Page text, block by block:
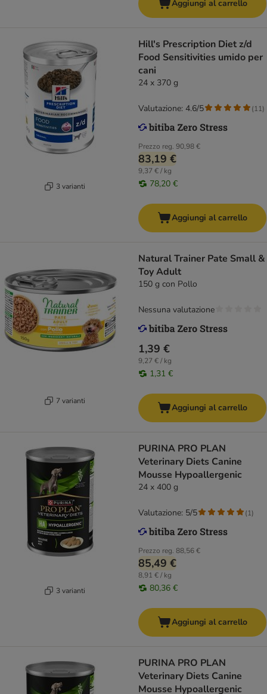
Aggiungi al carrello
3 varianti
Hill's Prescription Diet z/d
Food Sensitivities umido per
cani
24 x 370 g
Prezzo reg. 90,98 €
83,19 €
9,37 € / kg
78,20 €
Valutazione: 4.6/5 (11)
Aggiungi al carrello
7 varianti
Natural Trainer Pate Small &
Toy Adult
150 g con Pollo
1,39 €
9,27 € / kg
1,31 €
Nessuna valutazione
Aggiungi al carrello
3 varianti
PURINA PRO PLAN
Veterinary Diets Canine
Mousse Hypoallergenic
24 x 400 g
Prezzo reg. 88,56 €
85,49 €
8,91 € / kg
80,36 €
Valutazione: 5/5 (1)
Aggiungi al carrello
PURINA PRO PLAN
Veterinary Diets Canine
Mousse Hypoallergenic